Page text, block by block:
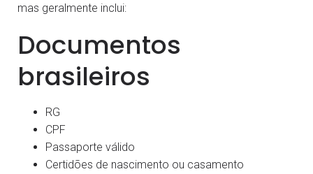
mas geralmente inclui:
Documentos
brasileiros
RG
CPF
Passaporte válido
Certidões de nascimento ou casamento